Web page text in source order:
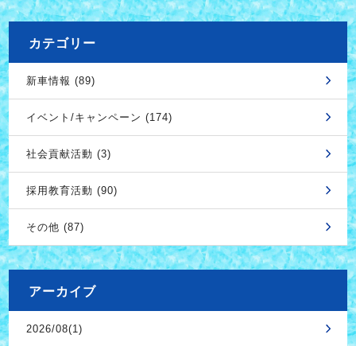
カテゴリー
新車情報 (89)
イベント/キャンペーン (174)
社会貢献活動 (3)
採用教育活動 (90)
その他 (87)
アーカイブ
2026/08(1)